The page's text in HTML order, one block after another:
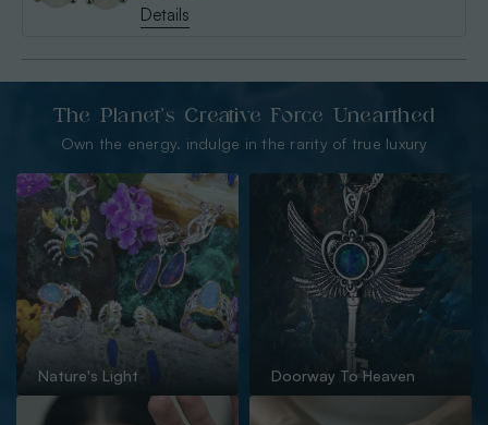
Details
The Planet’s Creative Force Unearthed
Own the energy. indulge in the rarity of true luxury
Nature's Light Doorway To Heaven